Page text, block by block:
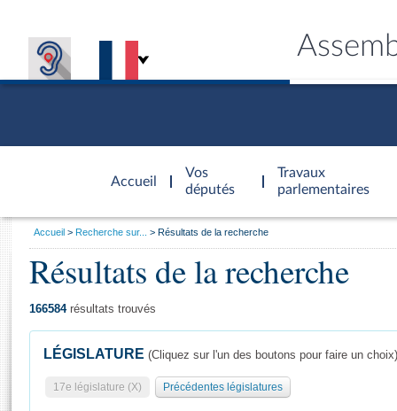
Accueil
d'accueil
Vos
députés
Travaux
parlementaires
Général
Vous
Accueil Recherche sur... Résultats de la recherche
Résultats de la recherche
166584résultats trouvés
LÉGISLATURE (Cliquez sur l'un des boutons pour faire un choix)
17e législature (X) Précédentes législatures